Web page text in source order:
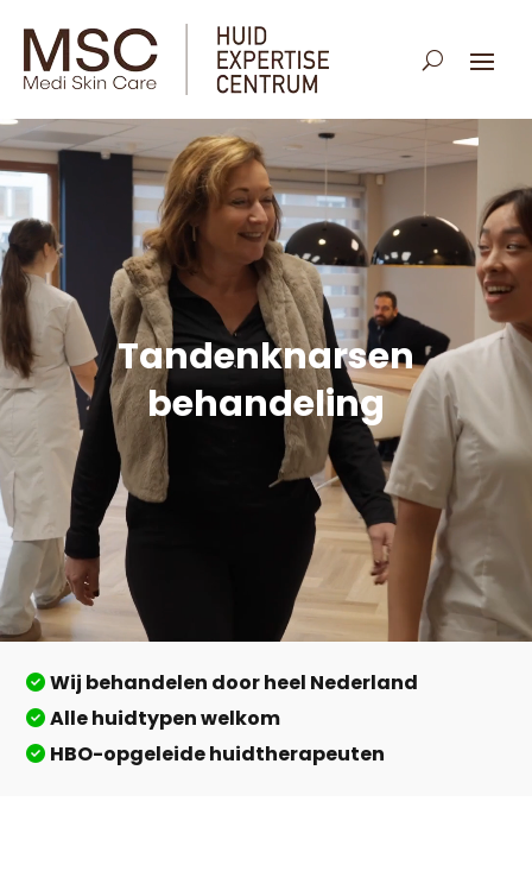
Tandenknarsen
behandeling
Wij behandelen door heel Nederland
Alle huidtypen welkom
HBO-opgeleide huidtherapeuten